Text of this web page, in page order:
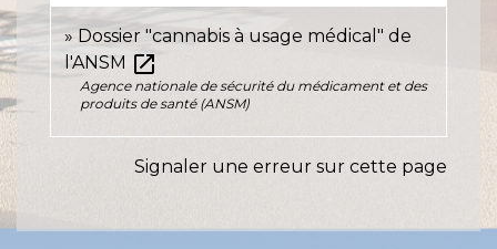
Dossier "cannabis à usage médical" de
l'ANSM open_in_new
Agence nationale de sécurité du médicament et des
produits de santé (ANSM)
Signaler une erreur sur cette page